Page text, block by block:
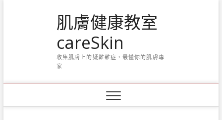
肌膚健康教室
careSkin
收集肌膚上的疑難雜症，最懂你的肌膚專
家